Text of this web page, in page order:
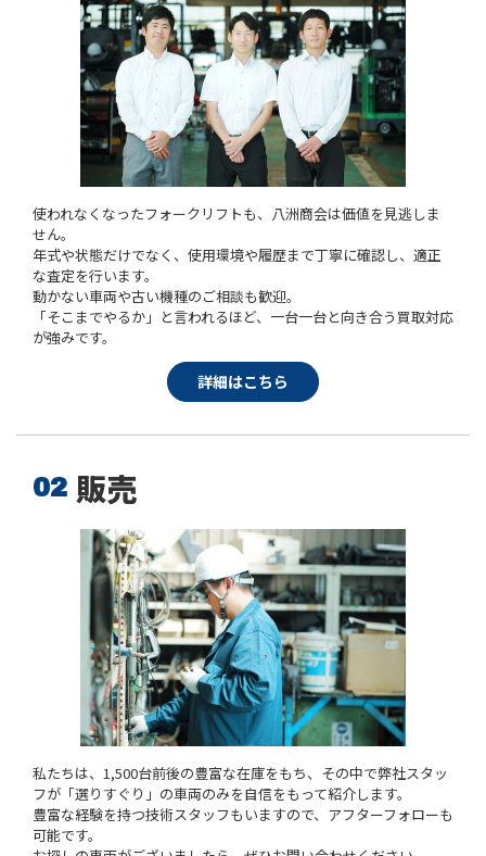
詳細はこちら
使われなくなったフォークリフトも、八洲商会は価値を見逃しま
せん。
年式や状態だけでなく、使用環境や履歴まで丁寧に確認し、適正
な査定を行います。
動かない車両や古い機種のご相談も歓迎。
「そこまでやるか」と言われるほど、一台一台と向き合う買取対応
が強みです。
販売
私たちは、1,500台前後の豊富な在庫をもち、その中で弊社スタッ
フが「選りすぐり」の車両のみを自信をもって紹介します。
豊富な経験を持つ技術スタッフもいますので、アフターフォローも
可能です。